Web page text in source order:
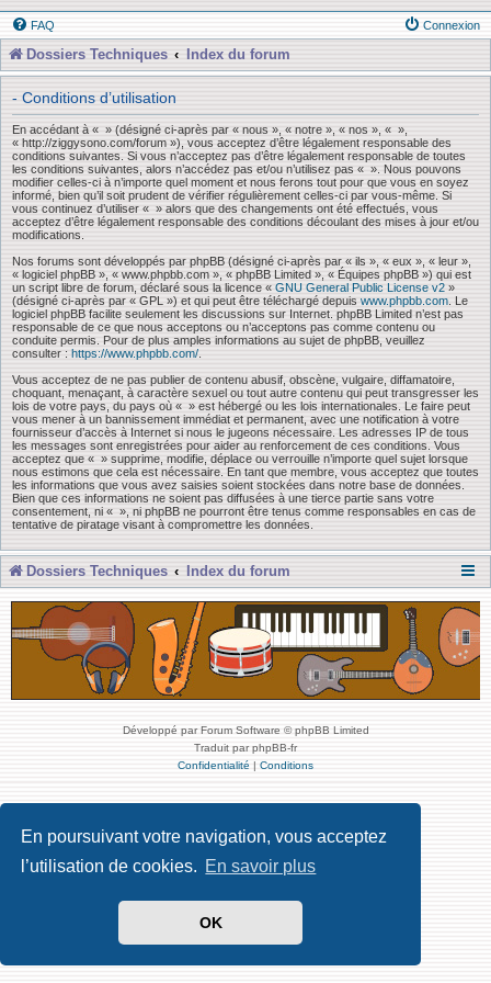
En poursuivant votre navigation, vous acceptez
l’utilisation de cookies. En savoir plus
OK
FAQ Connexion
Dossiers Techniques Index du forum
- Conditions d’utilisation
En accédant à « » (désigné ci-après par « nous », « notre », « nos », « »,
« http://ziggysono.com/forum »), vous acceptez d’être légalement responsable des
conditions suivantes. Si vous n’acceptez pas d’être légalement responsable de toutes
les conditions suivantes, alors n’accédez pas et/ou n’utilisez pas « ». Nous pouvons
modifier celles-ci à n’importe quel moment et nous ferons tout pour que vous en soyez
informé, bien qu’il soit prudent de vérifier régulièrement celles-ci par vous-même. Si
vous continuez d’utiliser « » alors que des changements ont été effectués, vous
acceptez d’être légalement responsable des conditions découlant des mises à jour et/ou
modifications.
Nos forums sont développés par phpBB (désigné ci-après par « ils », « eux », « leur »,
« logiciel phpBB », « www.phpbb.com », « phpBB Limited », « Équipes phpBB ») qui est
un script libre de forum, déclaré sous la licence « GNU General Public License v2 »
(désigné ci-après par « GPL ») et qui peut être téléchargé depuis www.phpbb.com . Le
logiciel phpBB facilite seulement les discussions sur Internet. phpBB Limited n’est pas
responsable de ce que nous acceptons ou n’acceptons pas comme contenu ou
conduite permis. Pour de plus amples informations au sujet de phpBB, veuillez
consulter : https://www.phpbb.com/
Vous acceptez de ne pas publier de contenu abusif, obscène, vulgaire, diffamatoire,
choquant, menaçant, à caractère sexuel ou tout autre contenu qui peut transgresser les
lois de votre pays, du pays où « » est hébergé ou les lois internationales. Le faire peut
vous mener à un bannissement immédiat et permanent, avec une notification à votre
fournisseur d’accès à Internet si nous le jugeons nécessaire. Les adresses IP de tous
les messages sont enregistrées pour aider au renforcement de ces conditions. Vous
acceptez que « » supprime, modifie, déplace ou verrouille n’importe quel sujet lorsque
nous estimons que cela est nécessaire. En tant que membre, vous acceptez que toutes
les informations que vous avez saisies soient stockées dans notre base de données.
Bien que ces informations ne soient pas diffusées à une tierce partie sans votre
consentement, ni « », ni phpBB ne pourront être tenus comme responsables en cas de
tentative de piratage visant à compromettre les données.
Dossiers Techniques Index du forum
Développé par Forum Software © phpBB Limited
Traduit par phpBB-fr
Confidentialité | Conditions